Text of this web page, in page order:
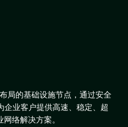
局的基础设施节点，通过安全
企业客户提供高速、稳定、超
络解决方案。